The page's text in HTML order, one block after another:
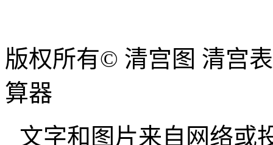
版权所有© 清宫图 清宫
算器
文字和图片来自网络或